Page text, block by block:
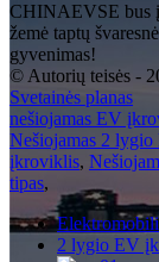
CHINAEVSE bus
žemė taptų
gyvenimas!
© Autorių teisės -
Svetainės planas
nešiojamas EV
Nešiojamas 2
įkroviklis,
tipas,
2 lygio EV